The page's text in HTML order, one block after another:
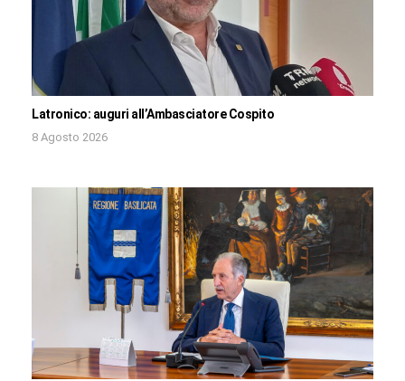
Latronico: auguri all’Ambasciatore Cospito
8 Agosto 2026